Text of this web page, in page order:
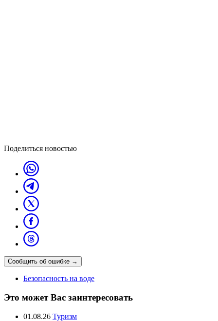
Поделиться новостью
Сообщить об ошибке →
Безопасность на воде
Это может Вас заинтересовать
01.08.26 Туризм